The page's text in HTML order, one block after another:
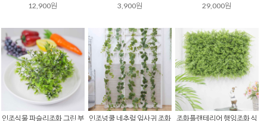
12,900원 3,900원 29,000원
인조식물 파슬리조화 그린 부
인조넝쿨 네추럴 잎사귀 조화
조화플랜테리어 행잉조화 식